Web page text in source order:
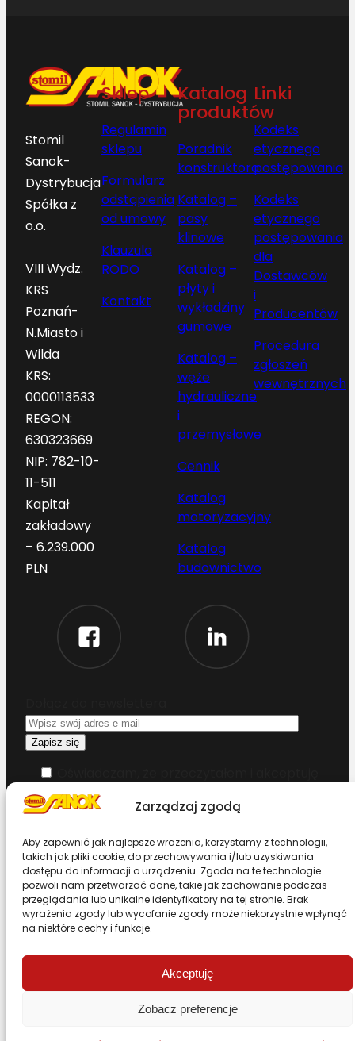
Zarządzaj zgodą
Aby zapewnić jak najlepsze wrażenia, korzystamy z technologii,
takich jak pliki cookie, do przechowywania i/lub uzyskiwania
dostępu do informacji o urządzeniu. Zgoda na te technologie
pozwoli nam przetwarzać dane, takie jak zachowanie podczas
przeglądania lub unikalne identyfikatory na tej stronie. Brak
wyrażenia zgody lub wycofanie zgody może niekorzystnie wpłynąć
na niektóre cechy i funkcje.
Akceptuję
Zobacz preferencje
Stomil
Sanok-
Dystrybucja
Spółka z
o.o.
VIII Wydz.
KRS
Poznań-
N.Miasto i
Wilda
KRS:
0000113533
REGON:
630323669
NIP: 782-10-
11-511
Kapitał
zakładowy
– 6.239.000
PLN
Sklep
Regulamin
sklepu
Formularz
odstąpienia
od umowy
Klauzula
RODO
Kontakt
Katalog
produktów
Poradnik
konstruktora
Katalog –
pasy
klinowe
Katalog –
płyty i
wykładziny
gumowe
Katalog –
węże
hydrauliczne
i
przemysłowe
Cennik
Katalog
motoryzacyjny
Katalog
budownictwo
Linki
Kodeks
etycznego
postępowania
Kodeks
etycznego
postępowania
dla
Dostawców
i
Producentów
Procedura
zgłoszeń
wewnętrznych
warunki korzystania z serwisu
Design & Code by Foxstudio.eu
Przewiń stronę do góry